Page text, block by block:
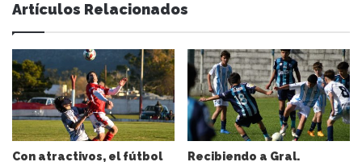
s
u
d
i
r
e
c
c
i
Artículos Relacionados
Con atractivos, el fútbol
Recibiendo a Gral.